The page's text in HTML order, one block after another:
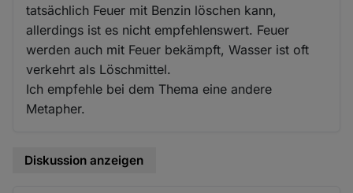
tatsächlich Feuer mit Benzin löschen kann,
allerdings ist es nicht empfehlenswert. Feuer
werden auch mit Feuer bekämpft, Wasser ist oft
verkehrt als Löschmittel.
Ich empfehle bei dem Thema eine andere
Metapher.
Diskussion anzeigen